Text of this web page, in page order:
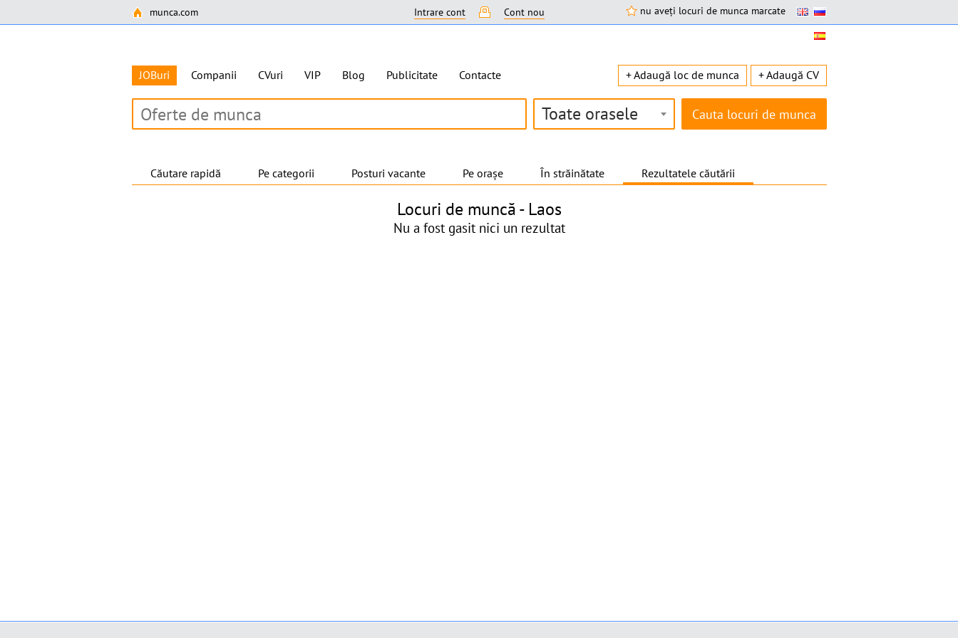
munca.com nu aveți locuri de munca marcate
Intrare cont Cont nou
JOBuri Companii CVuri VIP Blog Publicitate Contacte + Adaugă loc de munca + Adaugă CV
Toate orasele
Căutare rapidă Pe categorii Posturi vacante Pe orașe În străinătate Rezultatele căutării
Locuri de muncă - Laos
Nu a fost gasit nici un rezultat